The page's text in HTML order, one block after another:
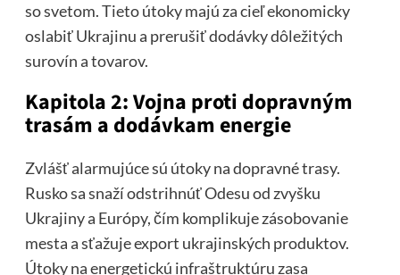
so svetom. Tieto útoky majú za cieľ ekonomicky
oslabiť Ukrajinu a prerušiť dodávky dôležitých
surovín a tovarov.
Kapitola 2: Vojna proti dopravným
trasám a dodávkam energie
Zvlášť alarmujúce sú útoky na dopravné trasy.
Rusko sa snaží odstrihnúť Odesu od zvyšku
Ukrajiny a Európy, čím komplikuje zásobovanie
mesta a sťažuje export ukrajinských produktov.
Útoky na energetickú infraštruktúru zasa